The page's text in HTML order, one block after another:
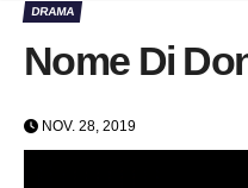
DRAMA
Nome Di
NOV. 28, 2019